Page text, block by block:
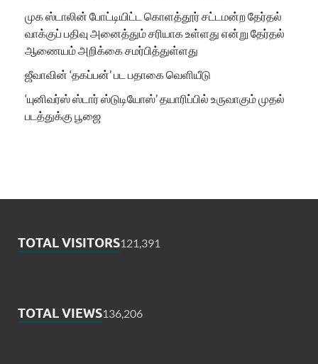
முக ஸ்டாலின் போட்டியிட்ட கொளத்தூர் சட்டமன்ற தேர்தல்
வாக்குப் பதிவு அனைத்தும் சரியாக உள்ளது என்று தேர்தல்
ஆணையம் அறிக்கை சமர்பித்துள்ளது
ஜீவாவின் ‘தகப்பன்’ பட பதாகை வெளியீடு
‘யுனிவர்ஸ் ஸ்டார் ஸ்டுடியோஸ்’ தயாரிப்பில் உருவாகும் முதல்
படத்துக்கு பூஜை
TOTAL VISITORS121,391
TOTAL VIEWS136,206